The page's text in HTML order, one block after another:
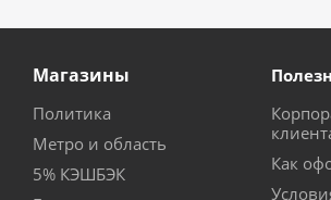
Магазины
Политика
Метро и область
5% КЭШБЭК
Как